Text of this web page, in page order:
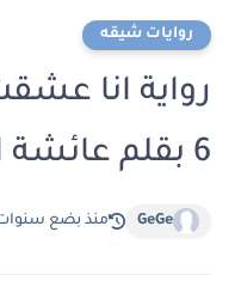
روايات شيقه
رواية انا
6 بقلم عائشة الكيلاني
GeGe منذ بضع